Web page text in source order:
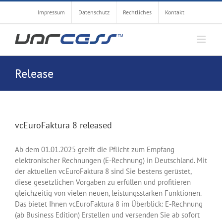
Zum
springen
Impressum Datenschutz Rechtliches Kontakt
Release
vcEuroFaktura 8 released
Ab dem 01.01.2025 greift die Pflicht zum Empfang
elektronischer Rechnungen (E-Rechnung) in Deutschland. Mit
der aktuellen vcEuroFaktura 8 sind Sie bestens gerüstet,
diese gesetzlichen Vorgaben zu erfüllen und profitieren
gleichzeitig von vielen neuen, leistungsstarken Funktionen.
Das bietet Ihnen vcEuroFaktura 8 im Überblick: E-Rechnung
(ab Business Edition) Erstellen und versenden Sie ab sofort